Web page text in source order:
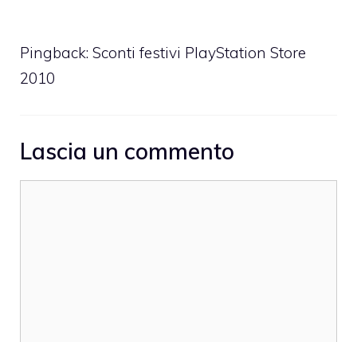
Pingback: Sconti festivi PlayStation Store
2010
Lascia un commento